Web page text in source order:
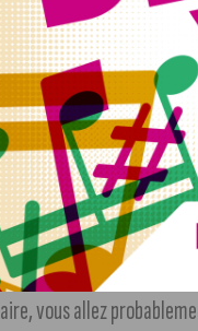
Si vous
conjugale, qui sera
décisions, faire des
vous dispensera pas
Si vous avez
pourrez beaucoup
vous allez